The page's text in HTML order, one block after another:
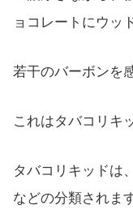
ョコレートにウッ
若干のバーボンを
これはタバコリキ
タバコリキッドは
などの分類されま